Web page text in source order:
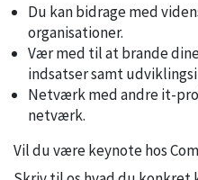
Du kan bidrage med
organisationer.
Vær med til at brande
indsatser samt
Netværk med andre it-
netværk.
Vil du være keynote hos